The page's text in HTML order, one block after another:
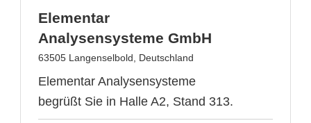
Elementar
Analysensysteme GmbH
63505 Langenselbold, Deutschland
Elementar Analysensysteme
begrüßt Sie in Halle A2, Stand 313.